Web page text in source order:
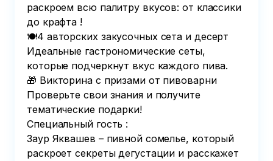
раскроем всю палитру вкусов: от классики
до крафта !
🍽️4 авторских закусочных сета и десерт
Идеальные гастрономические сеты,
которые подчеркнут вкус каждого пива.
🎁 Викторина с призами от пивоварни
Проверьте свои знания и получите
тематические подарки!
Специальный гость :
Заур Яквашев – пивной сомелье, который
раскроет секреты дегустации и расскажет